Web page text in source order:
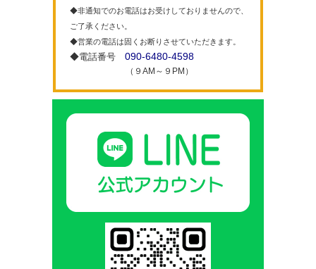
◆非通知でのお電話はお受けしておりませんので、
ご了承ください。
◆営業の電話は固くお断りさせていただきます。
◆電話番号 090-6480-4598
（９AM～９PM）